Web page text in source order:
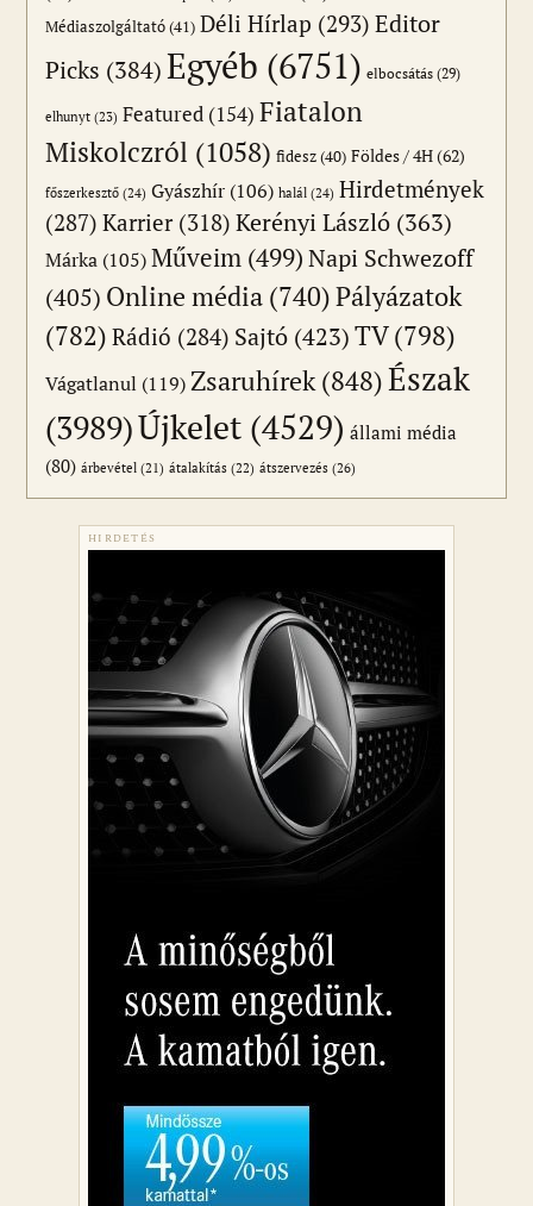
Médiaszolgáltató(41) Déli Hírlap (293) Editor
Picks (384)Egyéb (6751) elbocsátás (29)
elhunyt (23) Featured (154) Fiatalon
Miskolczról (1058) fidesz(40) Földes / 4H(62)
főszerkesztő (24) Gyászhír (106) halál (24) Hirdetmények
(287) Karrier(318) Kerényi László (363)
Márka (105) Műveim (499)Napi Schwezoff
(405) Online média (740)Pályázatok
(782) Rádió (284) Sajtó (423)TV(798)
Vágatlanul (119)Zsaruhírek(848)Észak
(3989)Újkelet (4529) állami média
(80) árbevétel (21) átalakítás (22) átszervezés (26)
HIRDETÉS